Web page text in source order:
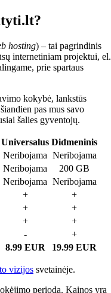
hosting) – tai pagrindinis
internetiniam projektui, el.
prie spartaus
kokybė, lankstūs
pas mus savo
šalies gyventojų.
Universalus Didmeninis
Neribojama Neribojama
Neribojama
200 GB
Neribojama Neribojama
+
+
+
+
+
+
-
+
8.99 EUR 19.99 EUR
vizijos svetainėje.
periodą. Kainos yra